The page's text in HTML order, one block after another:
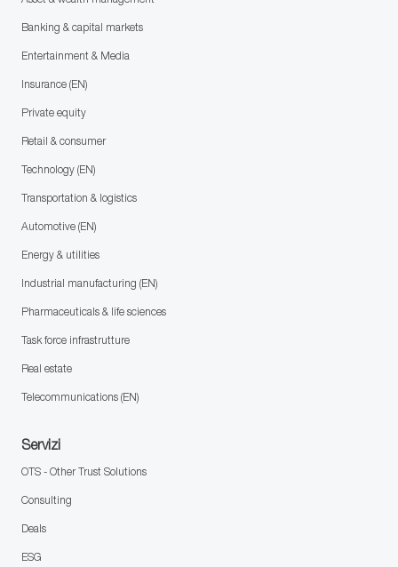
Banking & capital markets
Entertainment & Media
Insurance (EN)
Private equity
Retail & consumer
Technology (EN)
Transportation & logistics
Automotive (EN)
Energy & utilities
Industrial manufacturing (EN)
Pharmaceuticals & life sciences
Task force infrastrutture
Real estate
Telecommunications (EN)
Servizi
OTS - Other Trust Solutions
Consulting
Deals
ESG